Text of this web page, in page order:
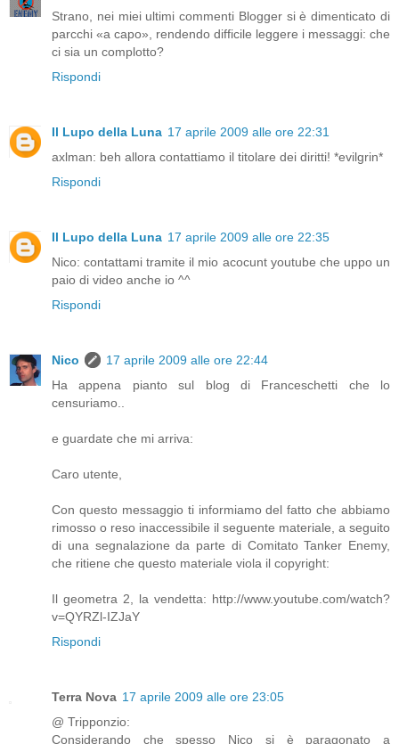
Strano, nei miei ultimi commenti Blogger si è dimenticato di
parcchi «a capo», rendendo difficile leggere i messaggi: che
ci sia un complotto?
Rispondi
Il Lupo della Luna 17 aprile 2009 alle ore 22:31
axlman: beh allora contattiamo il titolare dei diritti! *evilgrin*
Rispondi
Il Lupo della Luna 17 aprile 2009 alle ore 22:35
Nico: contattami tramite il mio acocunt youtube che uppo un
paio di video anche io ^^
Rispondi
Nico
17 aprile 2009 alle ore 22:44
Ha appena pianto sul blog di Franceschetti che lo
censuriamo..
e guardate che mi arriva:
Caro utente,
Con questo messaggio ti informiamo del fatto che abbiamo
rimosso o reso inaccessibile il seguente materiale, a seguito
di una segnalazione da parte di Comitato Tanker Enemy,
che ritiene che questo materiale viola il copyright:
Il geometra 2, la vendetta: http://www.youtube.com/watch?
v=QYRZl-IZJaY
Rispondi
Terra Nova 17 aprile 2009 alle ore 23:05
@ Tripponzio:
Considerando che spesso Nico si è paragonato a